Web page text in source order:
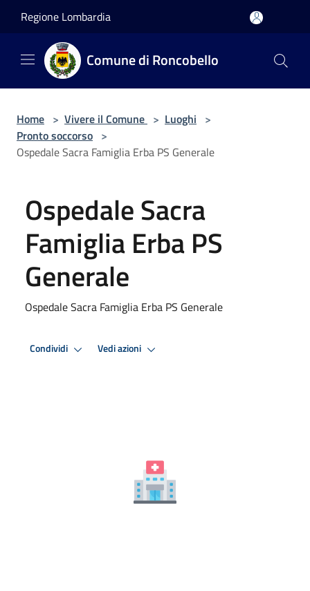
Regione Lombardia
Comune di Roncobello
Home > Vivere il Comune > Luoghi >
Pronto soccorso >
Ospedale Sacra Famiglia Erba PS Generale
Ospedale Sacra
Famiglia Erba PS
Generale
Ospedale Sacra Famiglia Erba PS Generale
Condividi Vedi azioni